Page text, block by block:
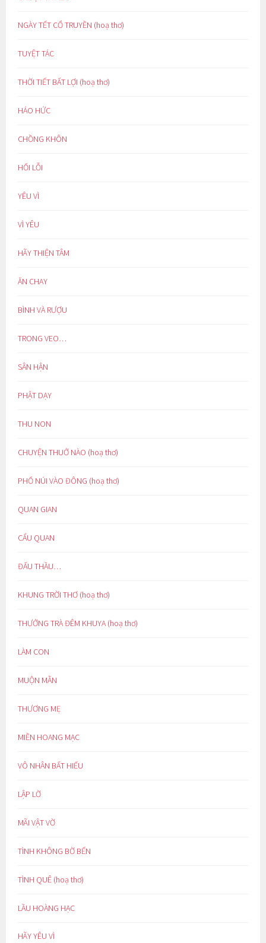
NGÀY TẾT CỔ TRUYỀN (hoạ thơ)
TUYỆT TÁC
THỜI TIẾT BẤT LỢI (hoạ thơ)
HÁO HỨC
CHỒNG KHÔN
HỐI LỖI
YÊU VÌ
VÌ YÊU
HÃY THIỆN TÂM
ĂN CHAY
BÌNH VÀ RƯỢU
TRONG VEO…
SÂN HẬN
PHẬT DẠY
THU NON
CHUYỆN THUỞ NÀO (hoạ thơ)
PHỐ NÚI VÀO ĐÔNG (hoạ thơ)
QUAN GIAN
CẨU QUAN
ĐẤU THẦU…
KHUNG TRỜI THƠ (hoạ thơ)
THƯỞNG TRÀ ĐÊM KHUYA (hoạ thơ)
LÀM CON
MUỘN MẰN
THƯƠNG MẸ
MIỀN HOANG MẠC
VÔ NHÂN BẤT HIẾU
LẬP LỜ
MÃI VẬT VỜ
TÌNH KHÔNG BỜ BẾN
TÌNH QUÊ (hoạ thơ)
LẦU HOÀNG HẠC
HÃY YÊU VÌ